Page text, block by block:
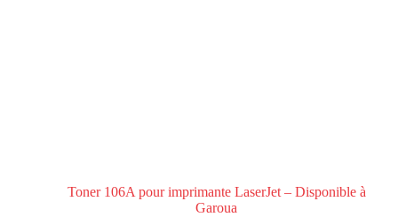
Toner 106A pour imprimante LaserJet – Disponible à
Garoua